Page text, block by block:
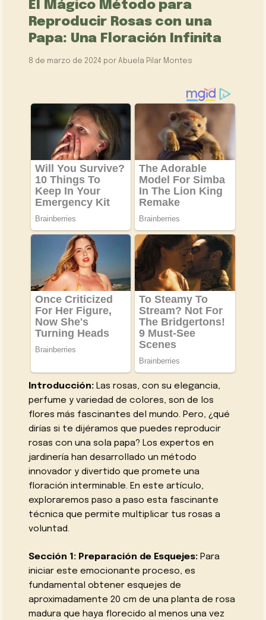
El Mágico Método para
Reproducir Rosas con una
Papa: Una Floración Infinita
8 de marzo de 2024 porAbuela Pilar Montes
Introducción: Las rosas, con su elegancia,
perfume y variedad de colores, son de los
flores más fascinantes del mundo. Pero, ¿qué
dirías si te dijéramos que puedes reproducir
rosas con una sola papa? Los expertos en
jardinería han desarrollado un método
innovador y divertido que promete una
floración interminable. En este artículo,
exploraremos paso a paso esta fascinante
técnica que permite multiplicar tus rosas a
voluntad.
Sección 1: Preparación de Esquejes: Para
iniciar este emocionante proceso, es
fundamental obtener esquejes de
aproximadamente 20 cm de una planta de rosa
madura que haya florecido al menos una vez